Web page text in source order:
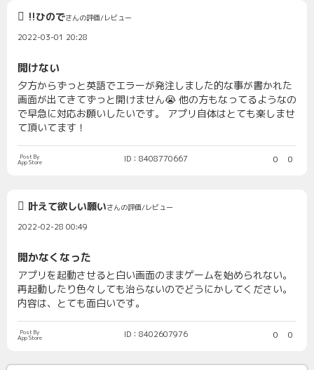
!!ひのでさんの評価/レビュー
2022-03-01 20:28
開けない
夕方からずっと英語でエラーが発注しました的な事が書かれた
画面が出てきてずっと開けません😭 他の方もなってるようなの
で早急に対応お願いしたいです。 アプリ自体はとても楽しませ
て頂いてます！
Post By
App Store ID：8408770667 0 0
叶えて欲しい願いさんの評価/レビュー
2022-02-28 00:49
開かなくなった
アプリを起動させると白い画面のままゲームを始められない。
再起動したり色々しても治らないのでどうにかしてください。
内容は、とても面白いです。
Post By
App Store ID：8402607976 0 0